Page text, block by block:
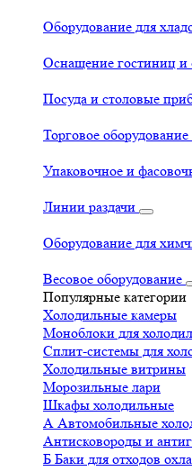
Оборудование для
Оснащение гостиниц и
Посуда и столовые
Торговое оборудование
Упаковочное и
Линии раздачи
Оборудование для
Весовое оборудование
Популярные категории
Холодильные камеры
Моноблоки для
Сплит-системы для
Холодильные витрины
Морозильные лари
Шкафы холодильные
А Автомобильные
Антисковороды и
Б Баки для отходов